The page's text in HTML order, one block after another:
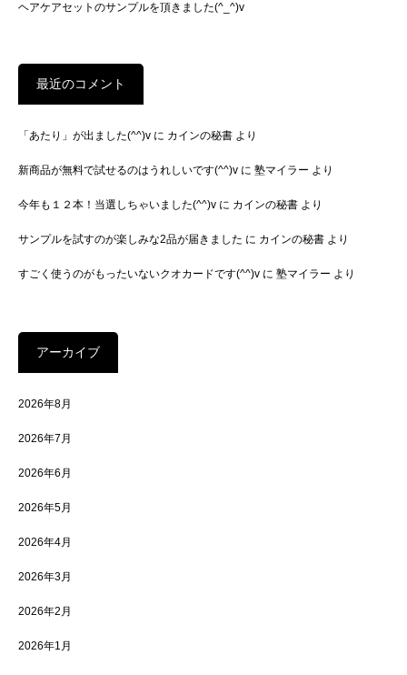
ヘアケアセットのサンプルを頂きました(^_^)v
最近のコメント
「あたり」が出ました(^^)v に カインの秘書 より
新商品が無料で試せるのはうれしいです(^^)v に 塾マイラー より
今年も１２本！当選しちゃいました(^^)v に カインの秘書 より
サンプルを試すのが楽しみな2品が届きました に カインの秘書 より
すごく使うのがもったいないクオカードです(^^)v に 塾マイラー より
アーカイブ
2026年8月
2026年7月
2026年6月
2026年5月
2026年4月
2026年3月
2026年2月
2026年1月